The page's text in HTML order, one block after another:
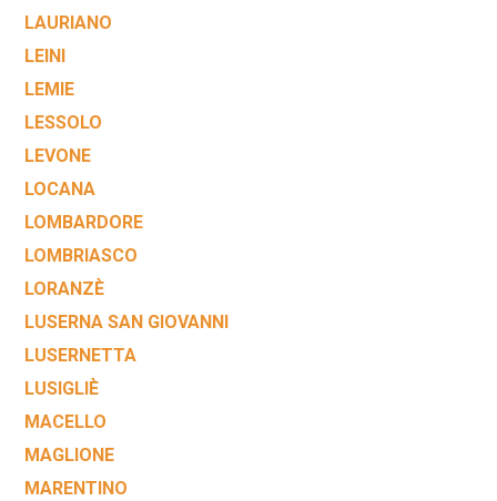
LAURIANO
LEINI
LEMIE
LESSOLO
LEVONE
LOCANA
LOMBARDORE
LOMBRIASCO
LORANZÈ
LUSERNA SAN GIOVANNI
LUSERNETTA
LUSIGLIÈ
MACELLO
MAGLIONE
MARENTINO